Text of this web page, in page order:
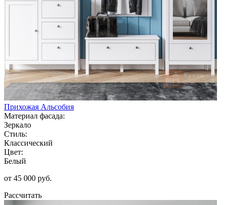
Прихожая Альсобия
Материал фасада:
Зеркало
Стиль:
Классический
Цвет:
Белый
от 45 000 руб.
Рассчитать